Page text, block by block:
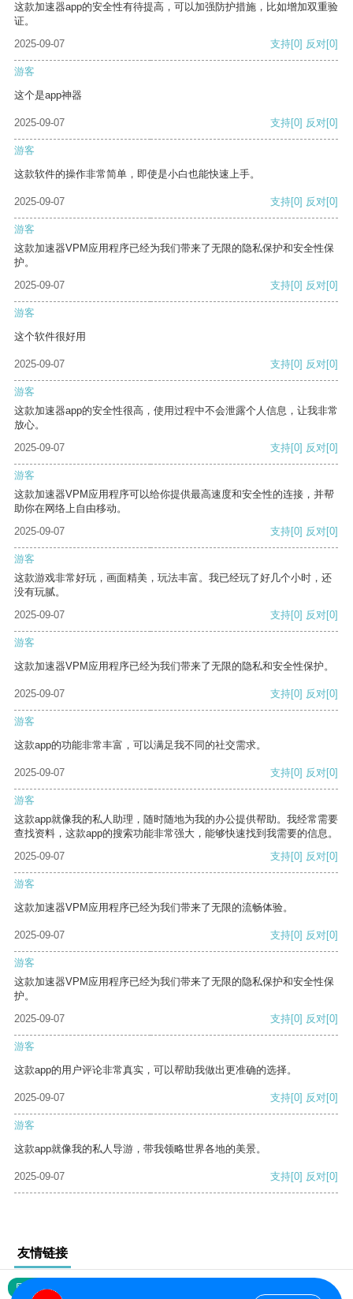
这款加速器app的安全性有待提高，可以加强防护措施，比如增加双重验
证。
2025-09-07
支持[0] 反对[0]
游客
这个是app神器
2025-09-07 支持[0] 反对[0]
游客
这款软件的操作非常简单，即使是小白也能快速上手。
2025-09-07 支持[0] 反对[0]
游客
这款加速器VPM应用程序已经为我们带来了无限的隐私保护和安全性保
护。
2025-09-07
支持[0] 反对[0]
游客
这个软件很好用
2025-09-07 支持[0] 反对[0]
游客
这款加速器app的安全性很高，使用过程中不会泄露个人信息，让我非常
放心。
2025-09-07
支持[0] 反对[0]
游客
这款加速器VPM应用程序可以给你提供最高速度和安全性的连接，并帮
助你在网络上自由移动。
2025-09-07
支持[0] 反对[0]
游客
这款游戏非常好玩，画面精美，玩法丰富。我已经玩了好几个小时，还
没有玩腻。
2025-09-07
支持[0] 反对[0]
游客
这款加速器VPM应用程序已经为我们带来了无限的隐私和安全性保护。
2025-09-07 支持[0] 反对[0]
游客
这款app的功能非常丰富，可以满足我不同的社交需求。
2025-09-07 支持[0] 反对[0]
游客
这款app就像我的私人助理，随时随地为我的办公提供帮助。我经常需要
查找资料，这款app的搜索功能非常强大，能够快速找到我需要的信息。
2025-09-07
支持[0] 反对[0]
游客
这款加速器VPM应用程序已经为我们带来了无限的流畅体验。
2025-09-07 支持[0] 反对[0]
游客
这款加速器VPM应用程序已经为我们带来了无限的隐私保护和安全性保
护。
2025-09-07
支持[0] 反对[0]
游客
这款app的用户评论非常真实，可以帮助我做出更准确的选择。
2025-09-07 支持[0] 反对[0]
游客
这款app就像我的私人导游，带我领略世界各地的美景。
2025-09-07 支持[0] 反对[0]
友情链接
网站地图